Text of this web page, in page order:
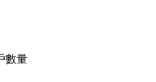
數量